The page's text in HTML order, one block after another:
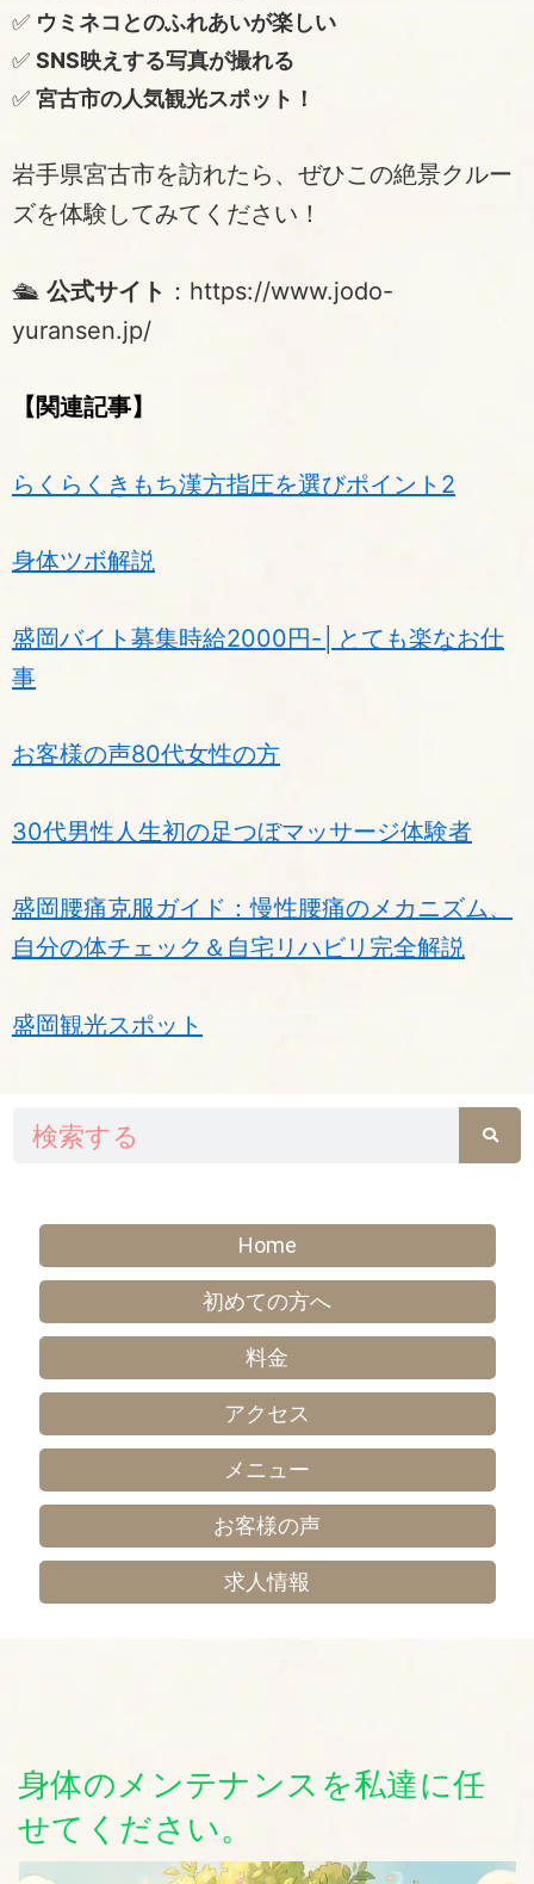
Home
初めての方へ
料金
アクセス
メニュー
お客様の声
求人情報
✅ ウミネコとのふれあいが楽しい
✅ SNS映えする写真が撮れる
✅ 宮古市の人気観光スポット！
岩手県宮古市を訪れたら、ぜひこの絶景クルー
ズを体験してみてください！
🛳 公式サイト ： https://www.jodo-
yuransen.jp/
【関連記事】
らくらくきもち漢方指圧を選びポイント2
身体ツボ解説
盛岡バイト募集時給2000円-│とても楽なお仕
事
お客様の声80代女性の方
30代男性人生初の足つぼマッサージ体験者
盛岡腰痛克服ガイド：慢性腰痛のメカニズム、
自分の体チェック＆自宅リハビリ完全解説
盛岡観光スポット
身体のメンテナンスを私達に任
せてください。